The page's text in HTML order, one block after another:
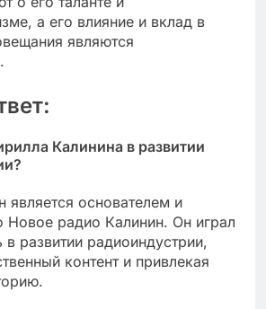
а его влияние и вклад в
являются
Калинина в развитии
является основателем и
радио Калинин. Он играл
развитии радиоиндустрии,
контент и привлекая